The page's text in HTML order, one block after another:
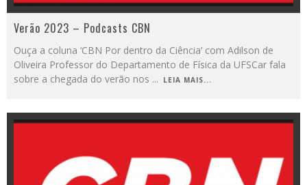
Verão 2023 – Podcasts CBN
Ouça a coluna ‘CBN Por dentro da Ciência’ com Adilson de
Oliveira Professor do Departamento de Física da UFSCar fala
sobre a chegada do verão nos ... LEIA MAIS...